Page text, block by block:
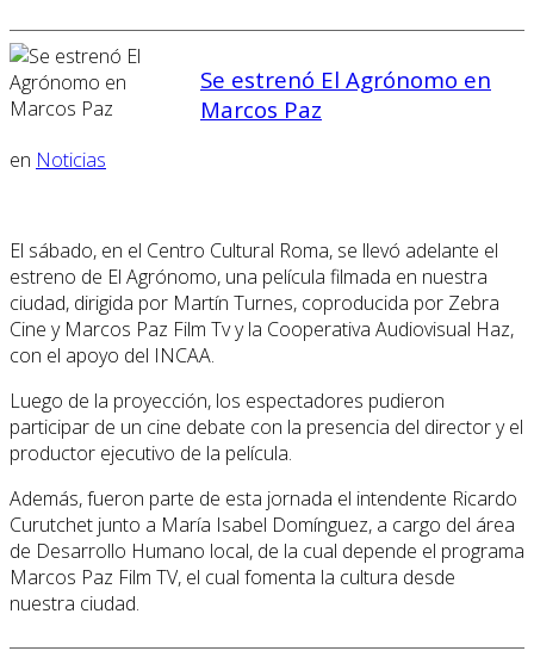
Se estrenó El Agrónomo en
Marcos Paz
en Noticias
El sábado, en el Centro Cultural Roma, se llevó adelante el
estreno de El Agrónomo, una película filmada en nuestra
ciudad, dirigida por Martín Turnes, coproducida por Zebra
Cine y Marcos Paz Film Tv y la Cooperativa Audiovisual Haz,
con el apoyo del INCAA.
Luego de la proyección, los espectadores pudieron
participar de un cine debate con la presencia del director y el
productor ejecutivo de la película.
Además, fueron parte de esta jornada el intendente Ricardo
Curutchet junto a María Isabel Domínguez, a cargo del área
de Desarrollo Humano local, de la cual depende el programa
Marcos Paz Film TV, el cual fomenta la cultura desde
nuestra ciudad.